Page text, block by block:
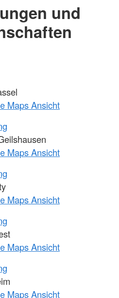
und
Maps Ansicht
Maps Ansicht
Maps Ansicht
Maps Ansicht
Maps Ansicht